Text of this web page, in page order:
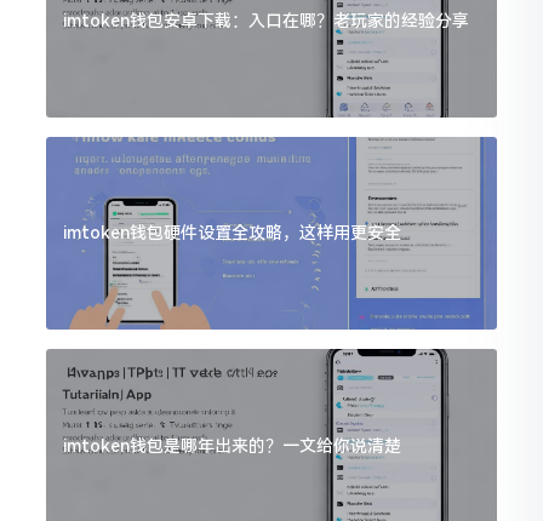
imtoken钱包安卓下载：入口在哪？老玩家的经验分享
imtoken钱包硬件设置全攻略，这样用更安全
imtoken钱包是哪年出来的？一文给你说清楚